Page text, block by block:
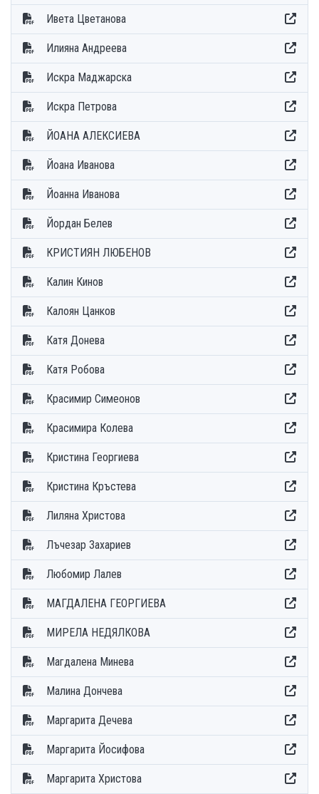
Ивета Цветанова
Илияна Андреева
Искра Маджарска
Искра Петрова
ЙОАНА АЛЕКСИЕВА
Йоана Иванова
Йоанна Иванова
Йордан Белев
КРИСТИЯН ЛЮБЕНОВ
Калин Кинов
Калоян Цанков
Катя Донева
Катя Робова
Красимир Симеонов
Красимира Колева
Кристина Георгиева
Кристина Кръстева
Лиляна Христова
Лъчезар Захариев
Любомир Лалев
МАГДАЛЕНА ГЕОРГИЕВА
МИРЕЛА НЕДЯЛКОВА
Магдалена Минева
Малина Дончева
Маргарита Дечева
Маргарита Йосифова
Маргарита Христова